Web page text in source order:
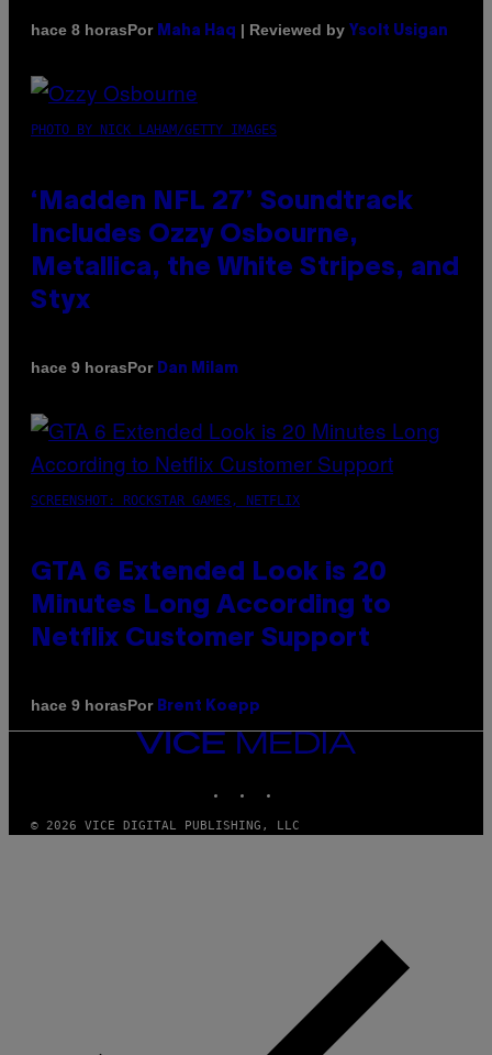
hace 8 horasPor Maha Haq | Reviewed by Ysolt Usigan
PHOTO BY NICK LAHAM/GETTY IMAGES
‘Madden NFL 27’ Soundtrack
Includes Ozzy Osbourne,
Metallica, the White Stripes, and
Styx
hace 9 horasPor Dan Milam
SCREENSHOT: ROCKSTAR GAMES, NETFLIX
GTA 6 Extended Look is 20
Minutes Long According to
Netflix Customer Support
hace 9 horasPor Brent Koepp
VICE
MEDIA
© 2026 VICE DIGITAL PUBLISHING, LLC